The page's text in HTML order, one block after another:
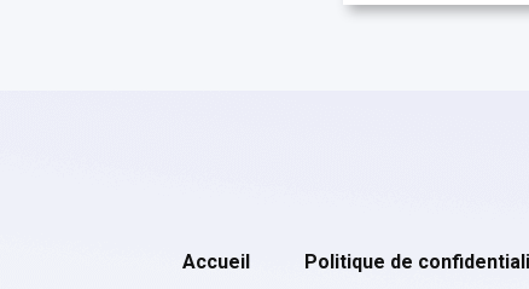
Accueil Politique de